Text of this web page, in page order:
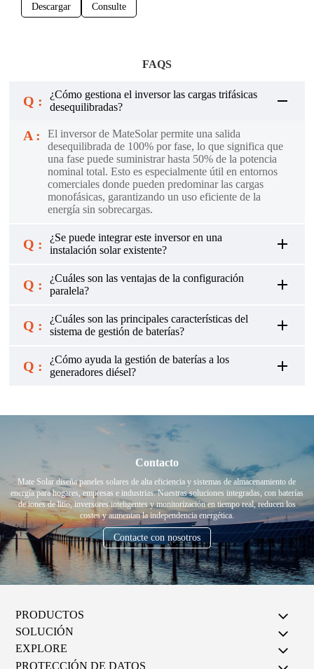
Descargar Consulte
FAQS
Q :
¿Cómo gestiona el inversor las cargas trifásicas
desequilibradas?
A :
El inversor de MateSolar permite una salida
desequilibrada de 100% por fase, lo que significa que
una fase puede suministrar hasta 50% de la potencia
nominal total. Esto es especialmente útil en entornos
comerciales donde pueden predominar las cargas
monofásicas, garantizando un uso eficiente de la
energía sin sobrecargas.
Q :
¿Se puede integrar este inversor en una
instalación solar existente?
Q :
¿Cuáles son las ventajas de la configuración
paralela?
Q :
¿Cuáles son las principales características del
sistema de gestión de baterías?
Q :
¿Cómo ayuda la gestión de baterías a los
generadores diésel?
Contacto
Mate Solar diseña paneles solares de alta eficiencia y sistemas de almacenamiento de
energía para hogares, empresas e industrias. Nuestras soluciones integradas, con baterías
de iones de litio, inversores inteligentes y monitorización en tiempo real, reducen los
costes y aumentan la independencia energética.
Contacte con nosotros
PRODUCTOS
SOLUCIÓN
EXPLORE
PROTECCIÓN DE DATOS